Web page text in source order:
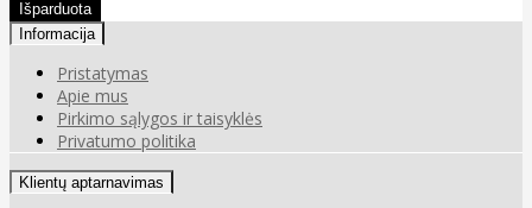
Informacija
Pristatymas
Apie mus
Pirkimo sąlygos ir taisyklės
Privatumo politika
Klientų aptarnavimas